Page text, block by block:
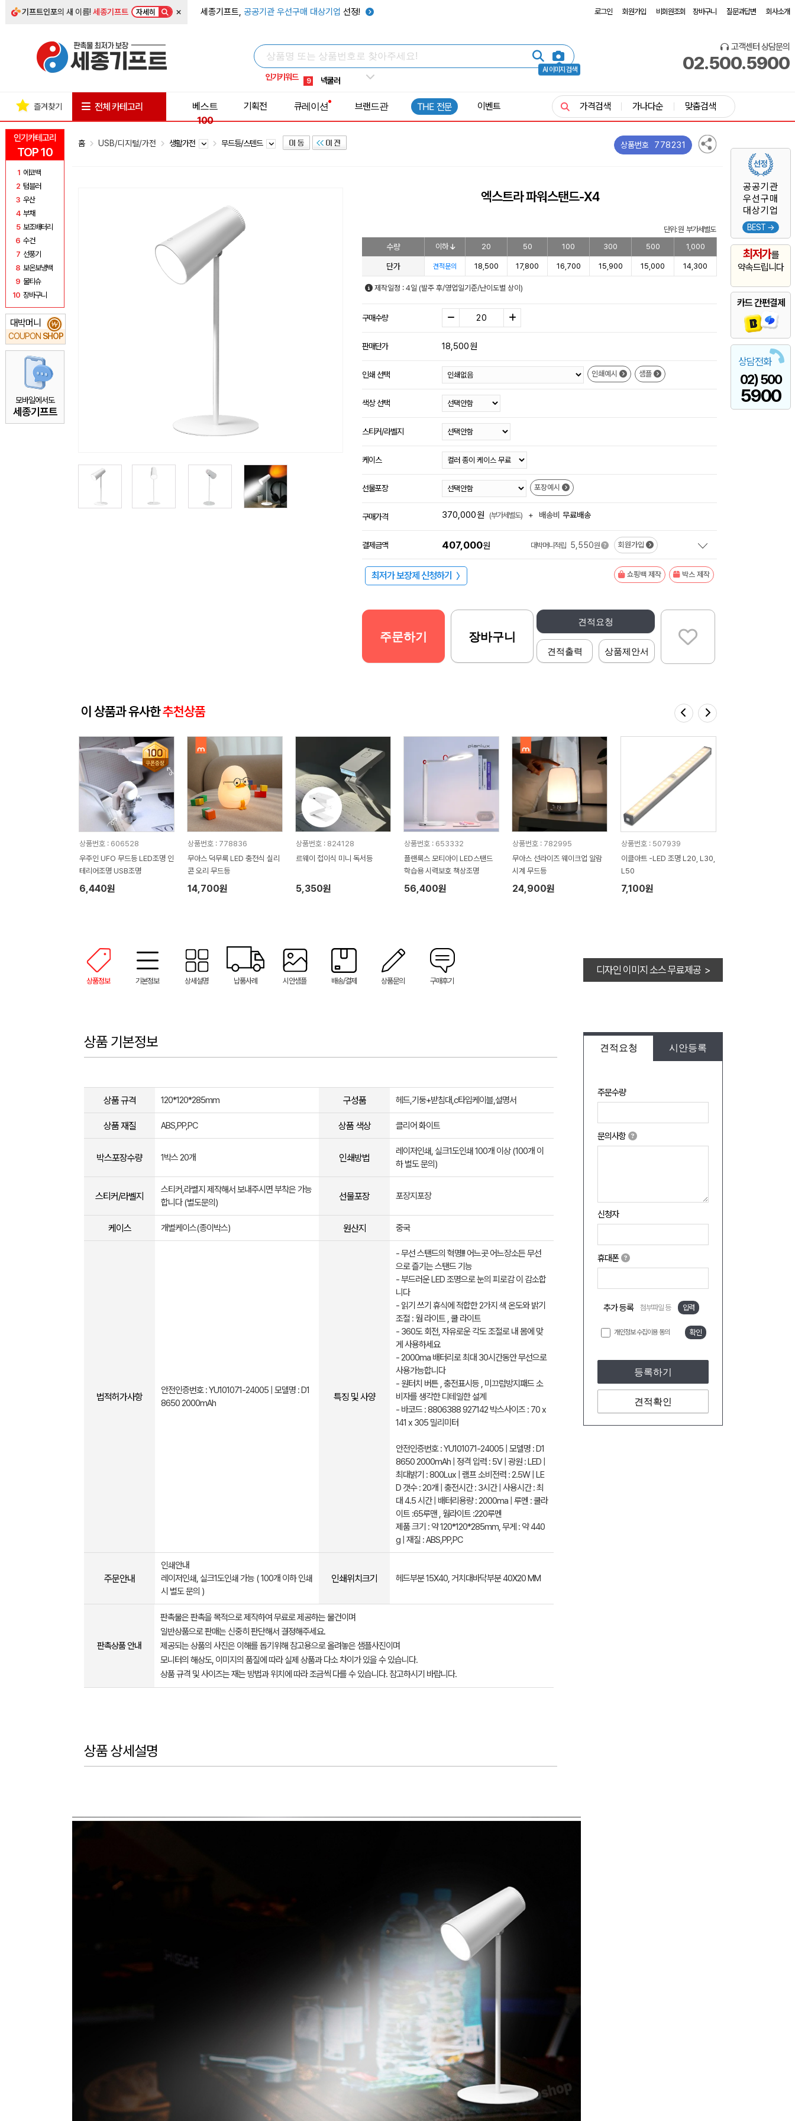
기프트인포의 새 이름!세종기프트 자세히 × 세종기프트, 공공기관 우선구매 대상기업 선정! 로그인 회원가입 비회원조회 장바구니 질문과답변 회사소개
AI 이미지 검색
인기키워드
5 키캡
8 쿨토시
9 넥쿨러
1 선풍기
고객센터 상담문의
02.500.5900
인기카테고리
TOP 10
1 에코백
2 텀블러
3 우산
4 부채
5 보조배터리
6 수건
7 선풍기
8 보온보냉백
9 물티슈
10 장바구니
대박머니
COUPON SHOP
₩
모바일에서도
세종기프트
공공기관
우선구매
대상기업
BEST →
최저가를
약속드립니다
카드 간편결제
상담전화
02) 500
5900
즐겨찾기 전체 카테고리
베스트
100
기획전 큐레이션 브랜드관 THE 전문 이벤트 가격검색 가나다순 맞춤검색
홈 USB/디지털/가전 생활가전 무드등/스텐드 상품번호 778231
엑스트라 파워스탠드-X4
단위: 원 부가세별도
수량 이하 20 50 100 300 500 1,000
단가 견적문의 18,500 17,800 16,700 15,900 15,000 14,300
제작일정 : 4일 (발주 후/영업일기준/난이도별 상이)
구매수량
판매단가 18,500원
인쇄 선택 인쇄예시 샘플
색상 선택
스티커/라벨지
케이스
선물포장 포장예시
구매가격 370,000원 (부가세별도) + 배송비 무료배송
결제금액 407,000원 대박머니적립 5,550원 회원가입
최저가 보장제 신청하기 〉 쇼핑백 제작 박스 제작
견적요청
견적출력 상품제안서
주문하기 장바구니
이 상품과 유사한추천상품
상품번호 : 606528
우주인 UFO 무드등 LED조명 인
테리어조명 USB조명
6,440원
상품번호 : 778836
무아스 덕무룩 LED 충전식 실리
콘 오리 무드등
14,700원
상품번호 : 824128
르웨이 접이식 미니 독서등
5,350원
상품번호 : 653332
플랜룩스 모티아이 LED스탠드
학습용 시력보호 책상조명
56,400원
상품번호 : 782995
무아스 선라이즈 웨이크업 알람
시계 무드등
24,900원
상품번호 : 507939
이클아트 -LED 조명 L20, L30,
L50
7,100원
상품정보 기본정보 상세설명 납품사례 시안샘플 배송/결제 상품문의 구매후기
디자인 이미지 소스 무료제공 >
견적요청 시안등록
주문수량
문의사항
신청자
휴대폰
추가 등록 첨부파일 등 입력
개인정보 수집이용 동의 확인
등록하기
견적확인
상품 기본정보
상품 규격 120*120*285mm 구성품 헤드,기둥+받침대,c타입케이블,설명서
상품 재질 ABS,PP,PC 상품 색상 클리어 화이트
박스포장수량 1박스 20개 인쇄방법
레이저인쇄, 실크1도인쇄 100개 이상 (100개 이
하 별도 문의)
스티커/라벨지
스티커,라벨지 제작해서 보내주시면 부착은 가능
합니다 (별도문의)
선물포장 포장지포장
케이스 개별케이스(종이박스) 원산지 중국
법적허가사항
안전인증번호 : YU101071-24005 | 모델명 : D1
8650 2000mAh
특징 및 사양
- 무선 스탠드의 혁명!!! 어느곳 어느장소든 무선
으로 즐기는 스탠드 기능
- 부드러운 LED 조명으로 눈의 피로감 이 감소합
니다
- 읽기 쓰기 휴식에 적합한 2가지 색 온도와 밝기
조절 : 웜 라이트 , 쿨 라이트
- 360도 회전, 자유로운 각도 조절로 내 몸에 맞
게 사용하세요
- 2000ma 배터리로 최대 30시간동안 무선으로
사용가능합니다
- 원터치 버튼 , 충전표시등 , 미끄럼방지패드 소
비자를 생각한 디테일한 설계
- 바코드 : 8806388 927142 박스사이즈 : 70 x
141 x 305 밀리미터
안전인증번호 : YU101071-24005 | 모델명 : D1
8650 2000mAh | 정격 입력 : 5V | 광원 : LED |
최대밝기 : 800Lux | 램프 소비전력 : 2.5W | LE
D 갯수 : 20개 | 충전시간 : 3시간 | 사용시간 : 최
대 4.5 시간 | 배터리용량 : 2000ma | 루멘 : 쿨라
이트 :65루맨 , 웜라이트 :220루멘
제품 크기 : 약 120*120*285mm, 무게 : 약 440
g | 재질 : ABS,PP,PC
주문안내
인쇄안내
레이저인쇄, 실크1도인쇄 가능 ( 100개 이하 인쇄
시 별도 문의 )
인쇄위치크기 헤드부분 15X40, 거치대바닥부분 40X20 MM
판촉상품 안내
판촉물은 판촉을 목적으로 제작하여 무료로 제공하는 물건이며
일반상품으로 판매는 신중히 판단해서 결정해주세요.
제공되는 상품의 사진은 이해를 돕기위해 참고용으로 올려놓은 샘플사진이며
모니터의 해상도, 이미지의 품질에 따라 실제 상품과 다소 차이가 있을 수 있습니다.
상품 규격 및 사이즈는 재는 방법과 위치에 따라 조금씩 다를 수 있습니다. 참고하시기 바랍니다.
상품 상세설명